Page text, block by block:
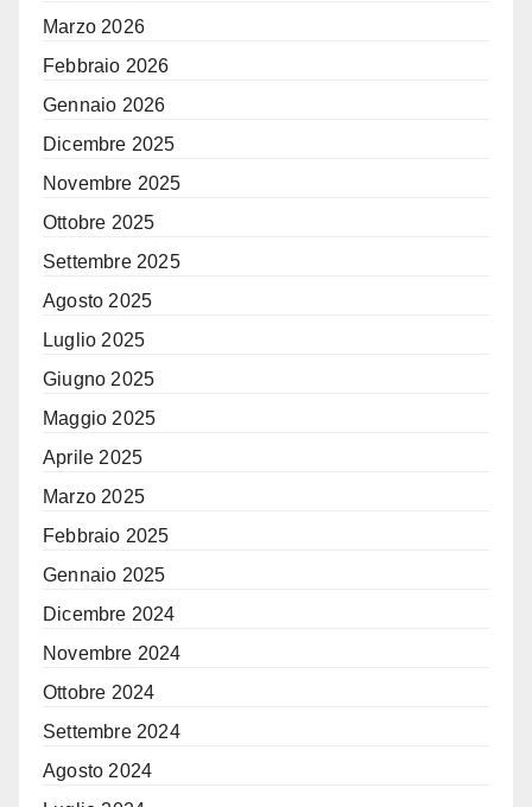
Marzo 2026
Febbraio 2026
Gennaio 2026
Dicembre 2025
Novembre 2025
Ottobre 2025
Settembre 2025
Agosto 2025
Luglio 2025
Giugno 2025
Maggio 2025
Aprile 2025
Marzo 2025
Febbraio 2025
Gennaio 2025
Dicembre 2024
Novembre 2024
Ottobre 2024
Settembre 2024
Agosto 2024